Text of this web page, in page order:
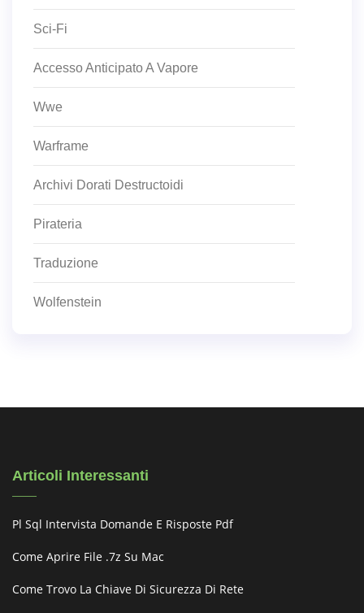
Sci-Fi
Accesso Anticipato A Vapore
Wwe
Warframe
Archivi Dorati Destructoidi
Pirateria
Traduzione
Wolfenstein
Articoli Interessanti
Pl Sql Intervista Domande E Risposte Pdf
Come Aprire File .7z Su Mac
Come Trovo La Chiave Di Sicurezza Di Rete